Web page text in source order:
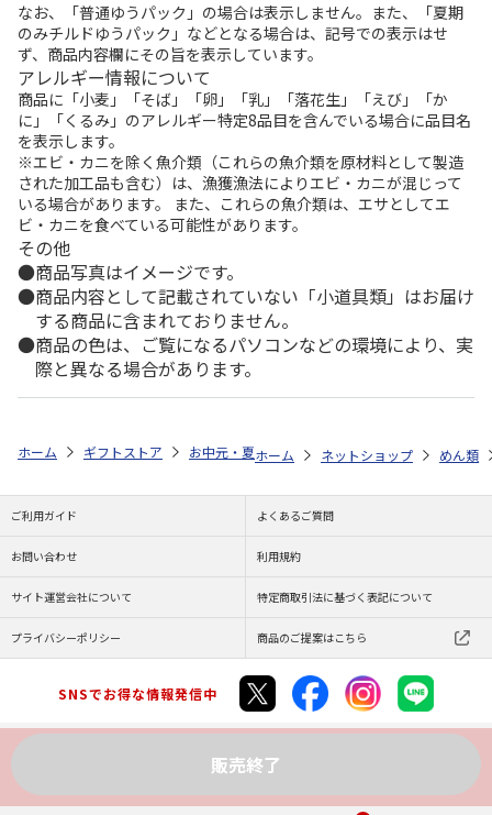
なお、「普通ゆうパック」の場合は表示しません。また、「夏期
のみチルドゆうパック」などとなる場合は、記号での表示はせ
ず、商品内容欄にその旨を表示しています。
アレルギー情報について
商品に「小麦」「そば」「卵」「乳」「落花生」「えび」「か
に」「くるみ」のアレルギー特定8品目を含んでいる場合に品目名
を表示します。
※エビ・カニを除く魚介類（これらの魚介類を原材料として製造
された加工品も含む）は、漁獲漁法によりエビ・カニが混じって
いる場合があります。 また、これらの魚介類は、エサとしてエ
ビ・カニを食べている可能性があります。
その他
商品写真はイメージです。
商品内容として記載されていない「小道具類」はお届け
する商品に含まれておりません。
商品の色は、ご覧になるパソコンなどの環境により、実
際と異なる場合があります。
販売終了
ホーム ギフトストア お中元・夏ギフト特集 2026 ゆうゆうギフト
ホーム ネットショップ めん類
ご利用ガイド よくあるご質問
お問い合わせ 利用規約
サイト運営会社について 特定商取引法に基づく表記について
プライバシーポリシー 商品のご提案はこちら
SNSでお得な情報発信中